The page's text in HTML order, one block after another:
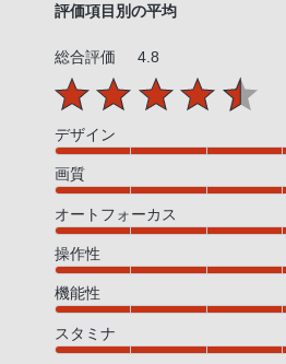
評価項目別の平均
総合評価 4.8
デザイン
画質
オートフォーカス
操作性
機能性
スタミナ